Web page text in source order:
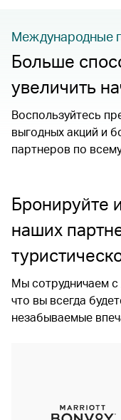
Международные
Больше
увеличить
Воспользуйтесь
выгодных акций и
партнеров по
Бронируйте
наших
Мы сотрудничаем с
что вы всегда
незабываемые